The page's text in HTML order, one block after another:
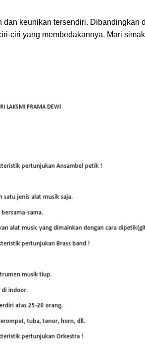
keunikan tersendiri. Dibandingkan
ciri yang membedakannya. Mari